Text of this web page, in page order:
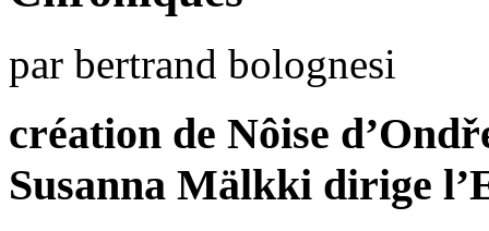
par bertrand bolognesi
création de Nôise
Susanna Mälkki dirige